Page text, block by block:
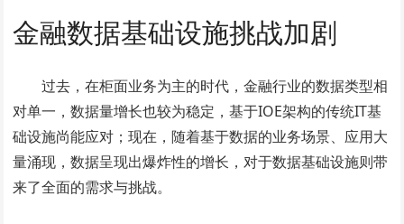
金融数据基础设施挑战加剧
过去，在柜面业务为主的时代，金融行业的数据类型相
对单一，数据量增长也较为稳定，基于IOE架构的传统IT基
础设施尚能应对；现在，随着基于数据的业务场景、应用大
量涌现，数据呈现出爆炸性的增长，对于数据基础设施则带
来了全面的需求与挑战。